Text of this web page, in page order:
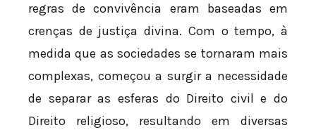
regras de convivência eram baseadas em
crenças de justiça divina. Com o tempo, à
medida que as sociedades se tornaram mais
complexas, começou a surgir a necessidade
de separar as esferas do Direito civil e do
Direito religioso, resultando em diversas